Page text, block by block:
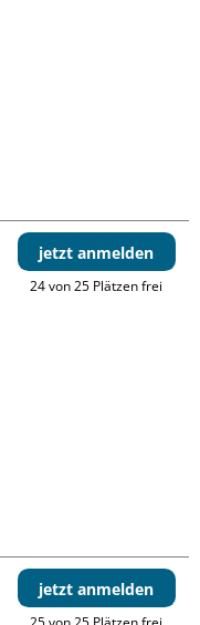
jetzt anmelden
24 von 25 Plätzen frei
jetzt anmelden